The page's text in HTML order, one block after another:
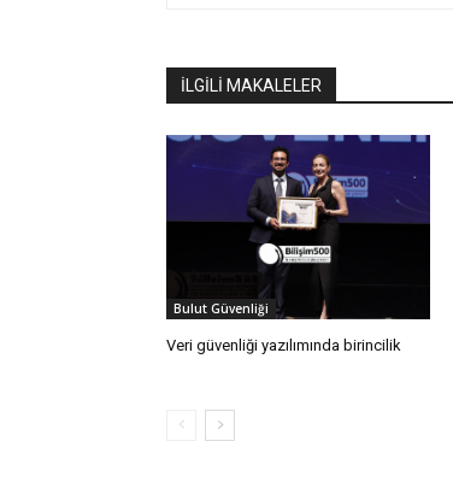
İLGİLİ MAKALELER
Bulut Güvenliği
Veri güvenliği yazılımında birincilik